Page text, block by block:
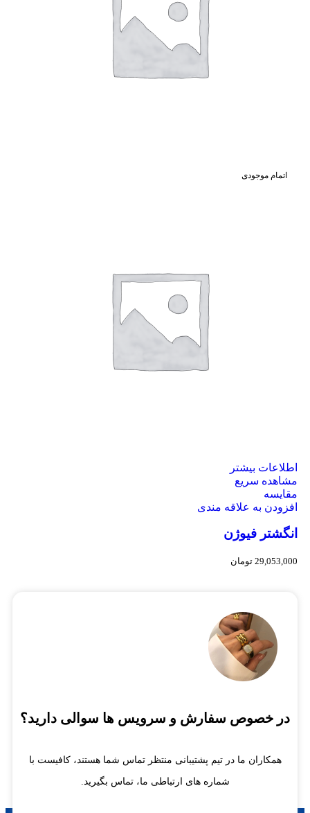
اتمام موجودی
اطلاعات بیشتر
مشاهده سریع
مقایسه
افزودن به علاقه مندی
انگشتر فیوژن
29,053,000 تومان
در خصوص سفارش و سرویس ها سوالی دارید؟
همکاران ما در تیم پشتیبانی منتظر تماس شما هستند، کافیست با
شماره های ارتباطی ما، تماس بگیرید.